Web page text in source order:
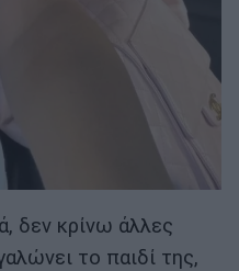
δεν κρίνω άλλες
το παιδί της,